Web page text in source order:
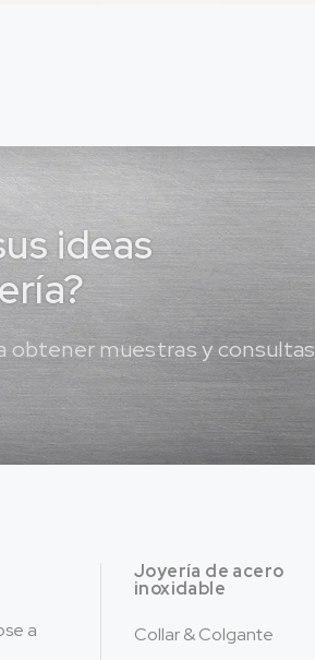
ideas
obtener muestras y consultas
a
Joyería de acero
inoxidable
Collar & Colgante